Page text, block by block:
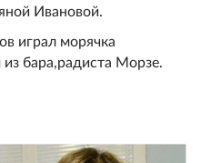
Ивановой.
играл морячка
бара,радиста Морзе.